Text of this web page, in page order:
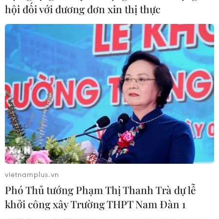
khống hồ sơ bảo hiểm y tế ở Đắk Lắk
05/08/2026 14:55
Vận chuyển quá cảnh hàng giả và
xâm phạm sở hữu trí tuệ diễn biến
phức tạp
05/08/2026 13:44
24 năm tù cho đôi vợ chồng tổ chức
“bay lắc” trong quán karaoke
Lập kênh TikTok khởi nghiệp, lừa
hội đối với đương đơn xin thị thực
vietnamplus.vn
Phó Thủ tướng Phạm Thị Thanh Trà dự lễ
khởi công xây Trường THPT Nam Đàn 1